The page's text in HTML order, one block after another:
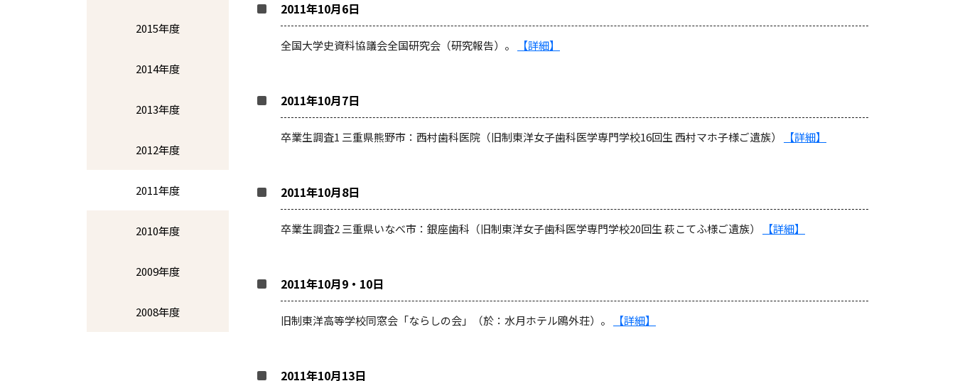
2015年度
2014年度
2013年度
2012年度
2011年度
2010年度
2009年度
2008年度
2011年10月6日
全国大学史資料協議会全国研究会（研究報告）。 【詳細】
2011年10月7日
卒業生調査1 三重県熊野市：西村歯科医院（旧制東洋女子歯科医学専門学校16回生 西村マホ子様ご遺族） 【詳細】
2011年10月8日
卒業生調査2 三重県いなべ市：銀座歯科（旧制東洋女子歯科医学専門学校20回生 萩こてふ様ご遺族） 【詳細】
2011年10月9・10日
旧制東洋高等学校同窓会「ならしの会」（於：水月ホテル鴎外荘）。 【詳細】
2011年10月13日